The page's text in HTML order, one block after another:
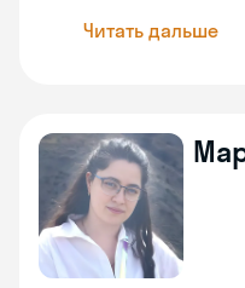
Читать дальше